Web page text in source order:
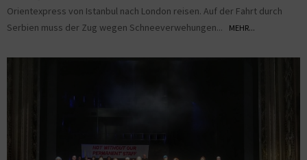
Orientexpress von Istanbul nach London reisen. Auf der Fahrt durch
Serbien muss der Zug wegen Schneeverwehungen...
MEHR...